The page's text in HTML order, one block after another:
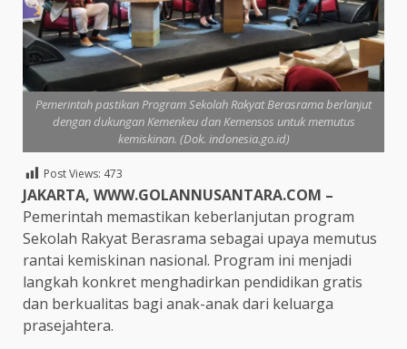
Pemerintah pastikan Program Sekolah Rakyat Berasrama berlanjut
dengan dukungan Kemenkeu dan Kemensos untuk memutus
kemiskinan. (Dok. indonesia.go.id)
Post Views: 473
JAKARTA, WWW.GOLANNUSANTARA.COM –
Pemerintah memastikan keberlanjutan program
Sekolah Rakyat Berasrama sebagai upaya memutus
rantai kemiskinan nasional. Program ini menjadi
langkah konkret menghadirkan pendidikan gratis
dan berkualitas bagi anak-anak dari keluarga
prasejahtera.